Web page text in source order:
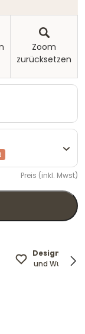
Preis (inkl. Mwst)
Zoom
zurücksetzen
Design mit
und